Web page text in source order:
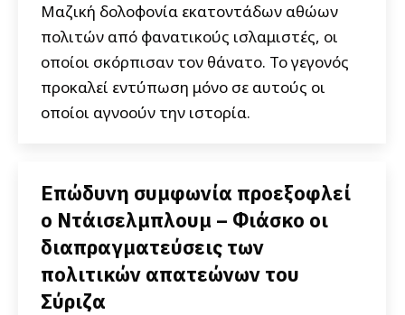
Μαζική δολοφονία εκατοντάδων αθώων
πολιτών από φανατικούς ισλαμιστές, οι
οποίοι σκόρπισαν τον θάνατο. Το γεγονός
προκαλεί εντύπωση μόνο σε αυτούς οι
οποίοι αγνοούν την ιστορία.
Επώδυνη συμφωνία προεξοφλεί
ο Ντάισελμπλουμ – Φιάσκο οι
διαπραγματεύσεις των
πολιτικών απατεώνων του
Σύριζα